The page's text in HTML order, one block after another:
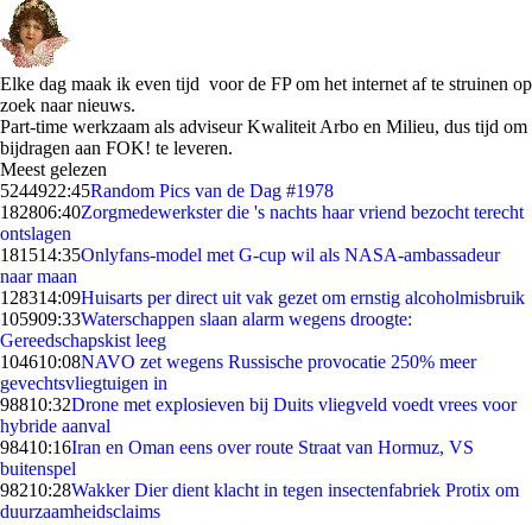
Elke dag maak ik even tijd voor de FP om het internet af te struinen op
zoek naar nieuws.
Part-time werkzaam als adviseur Kwaliteit Arbo en Milieu, dus tijd om
bijdragen aan FOK! te leveren.
Meest gelezen
5244922:45Random Pics van de Dag #1978
182806:40Zorgmedewerkster die 's nachts haar vriend bezocht terecht
ontslagen
181514:35Onlyfans-model met G-cup wil als NASA-ambassadeur
naar maan
128314:09Huisarts per direct uit vak gezet om ernstig alcoholmisbruik
105909:33Waterschappen slaan alarm wegens droogte:
Gereedschapskist leeg
104610:08NAVO zet wegens Russische provocatie 250% meer
gevechtsvliegtuigen in
98810:32Drone met explosieven bij Duits vliegveld voedt vrees voor
hybride aanval
98410:16Iran en Oman eens over route Straat van Hormuz, VS
buitenspel
98210:28Wakker Dier dient klacht in tegen insectenfabriek Protix om
duurzaamheidsclaims